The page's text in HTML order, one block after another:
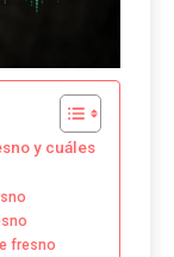
y cuáles
fresno